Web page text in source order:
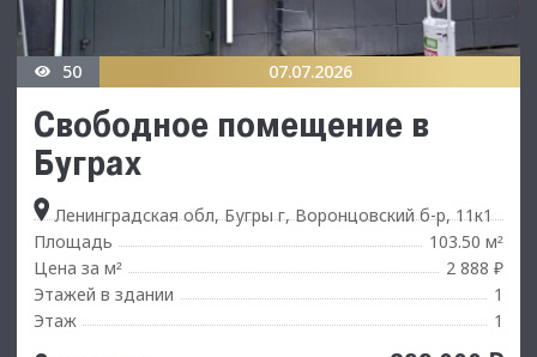
50 07.07.2026
Свободное помещение в
Буграх
Ленинградская обл, Бугры г, Воронцовский б-р, 11к1
Площадь
103.50 м²
Цена за м²
2 888 ₽
Этажей в здании
1
Этаж
1